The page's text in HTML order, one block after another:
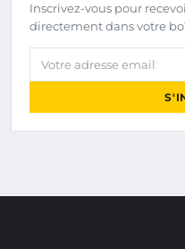
Inscrivez-vous pour
directement dans votre
Votre adresse email